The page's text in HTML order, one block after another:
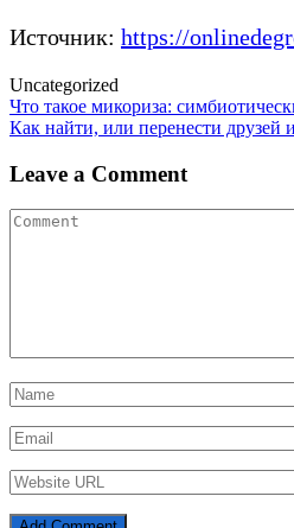
Источник: https://
Uncategorized
Post
navigation
Что такое микориза:
Как найти, или перенести друзей
Leave a Comment